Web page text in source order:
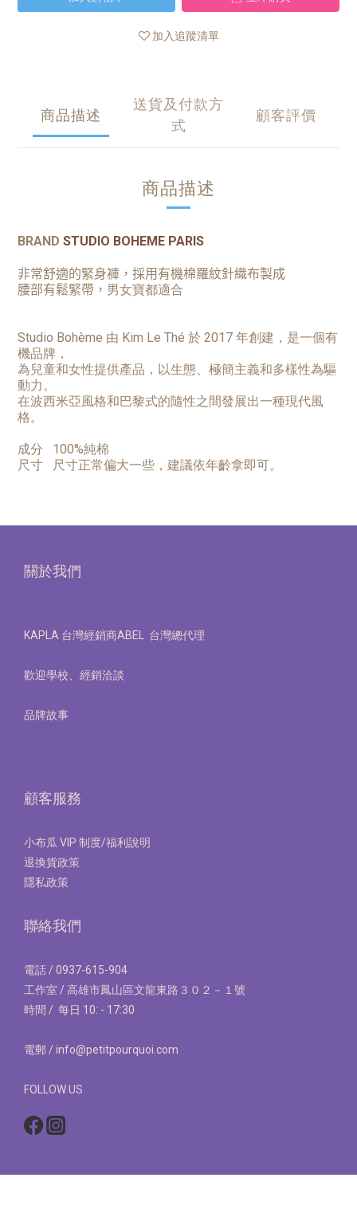
加入追蹤清單
商品描述
送貨及付款方
式
顧客評價
商品描述
BRAND STUDIO BOHEME PARIS
非常舒適的緊身褲，採用有機棉羅紋針織布製成
腰部有鬆緊帶， 男女寶都適合
Studio Bohème 由 Kim Le Thé 於 2017 年創建，是一個有
機品牌，
為兒童和女性提供產品，以生態、極簡主義和多樣性為驅
動力。
在波西米亞風格和巴黎式的隨性之間發展出一種現代風
格。
成分 100%純棉
尺寸 尺寸正常偏大一些，建議依年齡拿即可。
關於我們
KAPLA 台灣經銷商ABEL 台灣總代理
歡迎學校、經銷洽談
品牌故事
顧客服務
小布瓜 VIP 制度/福利說明
退換貨政策
隱私政策
聯絡我們
電話 / 0937-615-904
工作室 / 高雄市鳳山區文龍東路３０２－１號
時間 / 每日 10: - 17:30
電郵 / info@petitpourquoi.com
FOLLOW US